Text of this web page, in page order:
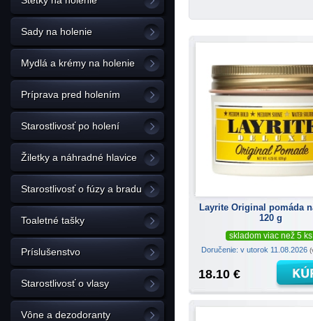
Sady na holenie
Mydlá a krémy na holenie
Príprava pred holením
Starostlivosť po holení
Žiletky a náhradné hlavice
Starostlivosť o fúzy a bradu
Toaletné tašky
Príslušenstvo
Starostlivosť o vlasy
Vône a dezodoranty
Layrite Original pomáda
120 g
skladom viac než 5 ks
Doručenie: v utorok 11.08.2026
18.10 €